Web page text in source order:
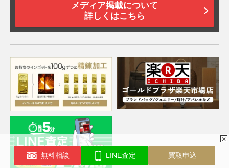
メディア掲載について
詳しくはこちら
✕
無料相談 LINE査定 買取申込